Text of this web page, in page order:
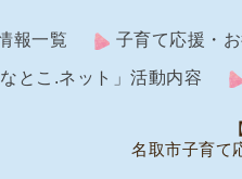
報一覧 子育て応援・
なとこ.ネット」活動内容
名取市子育て